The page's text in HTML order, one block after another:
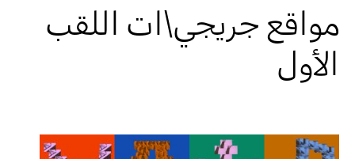
مواقع جريجي\ات اللقب
الأول